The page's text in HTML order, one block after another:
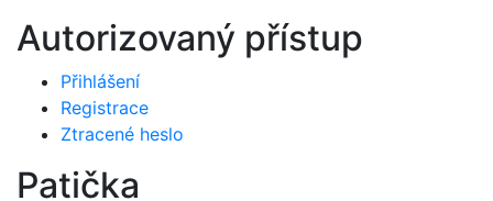
Autorizovaný přístup
Přihlášení
Registrace
Ztracené heslo
Patička